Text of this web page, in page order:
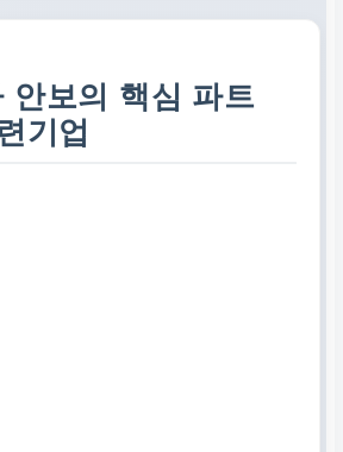
안보의 핵심 파트
기업